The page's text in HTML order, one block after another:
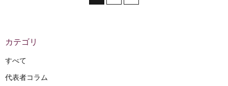
カテゴリ
すべて
代表者コラム